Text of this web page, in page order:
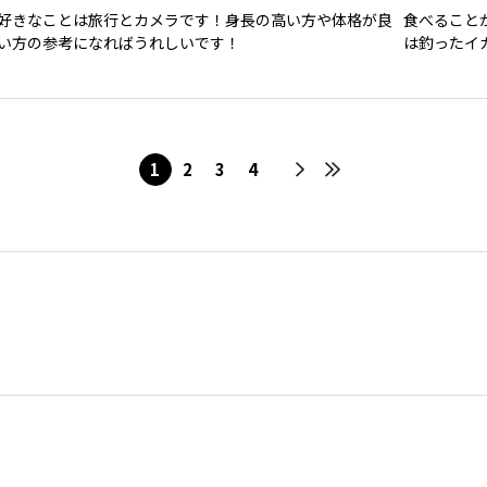
きなことは旅行とカメラです！身長の高い方や体格が良
方の参考になればうれしいです！
食べること
は釣ったイ
1 2 3 4